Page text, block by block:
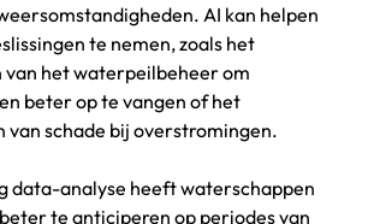
AI kan helpen
te nemen, zoals het
het waterpeilbeheer om
beter op te vangen of het
van schade bij overstromingen.
data-analyse heeft waterschappen
te anticiperen op periodes van